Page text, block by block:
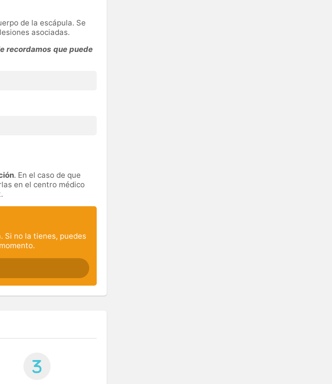
de la escápula. Se
asociadas.
recordamos que puede
. En el caso de que
en el centro médico
Si no la tienes, puedes